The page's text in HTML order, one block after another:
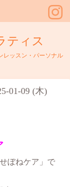
ティス
レッスン・パーソナル
01-09 (木)
ぼねケア」で